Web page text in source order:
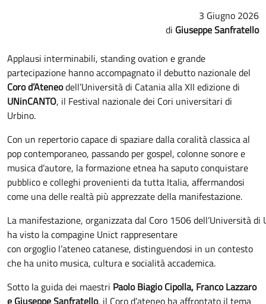
3 Giugno 2026
Giuseppe Sanfratello
Applausi interminabili, standing ovation e grande
partecipazione hanno accompagnato il debutto nazionale del
Coro d’Ateneodell’Università di Catania alla XII edizione di
UNinCANTO, il Festival nazionale dei Cori universitari di
Urbino.
Con un repertorio capace di spaziare dalla coralità classica al
pop contemporaneo, passando per gospel, colonne sonore e
musica d’autore, la formazione etnea ha saputo conquistare
pubblico e colleghi provenienti da tutta Italia, affermandosi
come una delle realtà più apprezzate della manifestazione.
La manifestazione, organizzata dal Coro 1506 dell’Università di
ha visto la compagine Unict rappresentare
con orgoglio l’ateneo catanese, distinguendosi in un contesto
che ha unito musica, cultura e socialità accademica.
Sotto la guida dei maestri Paolo Biagio Cipolla, Franco Lazzaro
e Giuseppe Sanfratello, il Coro d’ateneo ha affrontato il tema